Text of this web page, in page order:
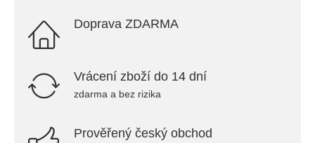
Doprava ZDARMA
Vrácení zboží do 14 dní
zdarma a bez rizika
Prověřený český obchod